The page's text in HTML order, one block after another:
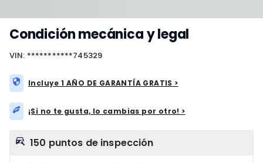
Condición mecánica y legal
VIN: ***********745329
Incluye 1 AÑO DE GARANTÍA GRATIS >
¡Si no te gusta, lo cambias por otro! >
150 puntos de inspección